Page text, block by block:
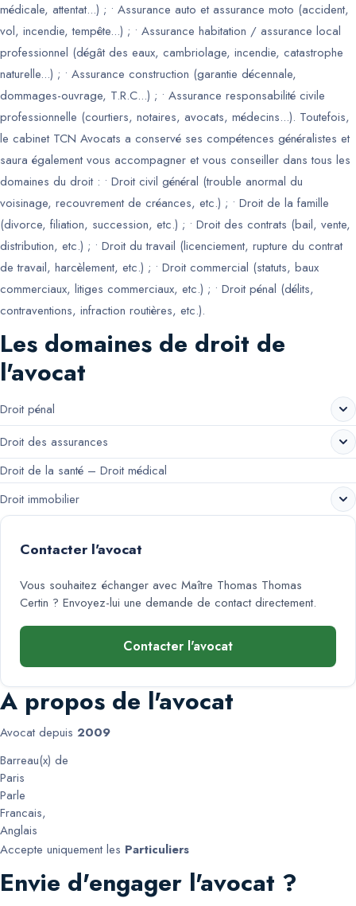
médicale, attentat...) ; • Assurance auto et assurance moto (accident,
vol, incendie, tempête...) ; • Assurance habitation / assurance local
professionnel (dégât des eaux, cambriolage, incendie, catastrophe
naturelle...) ; • Assurance construction (garantie décennale,
dommages-ouvrage, T.R.C...) ; • Assurance responsabilité civile
professionnelle (courtiers, notaires, avocats, médecins...). Toutefois,
le cabinet TCN Avocats a conservé ses compétences généralistes et
saura également vous accompagner et vous conseiller dans tous les
domaines du droit : • Droit civil général (trouble anormal du
voisinage, recouvrement de créances, etc.) ; • Droit de la famille
(divorce, filiation, succession, etc.) ; • Droit des contrats (bail, vente,
distribution, etc.) ; • Droit du travail (licenciement, rupture du contrat
de travail, harcèlement, etc.) ; • Droit commercial (statuts, baux
commerciaux, litiges commerciaux, etc.) ; • Droit pénal (délits,
contraventions, infraction routières, etc.).
Les domaines de droit de
l'avocat
Droit pénal
Droit des assurances
Droit de la santé – Droit médical
Droit immobilier
Contacter l'avocat
Vous souhaitez échanger avec Maître Thomas Thomas
Certin ? Envoyez-lui une demande de contact directement.
Contacter l'avocat
A propos de l'avocat
Avocat depuis 2009
Barreau(x) de
Paris
Parle
Francais,
Anglais
Accepte uniquement les Particuliers
Envie d'engager l'avocat ?